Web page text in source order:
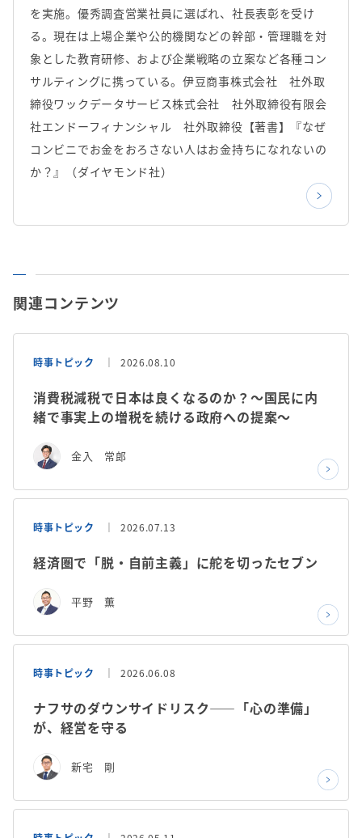
を実施。優秀調査営業社員に選ばれ、社長表彰を受け
る。現在は上場企業や公的機関などの幹部・管理職を対
象とした教育研修、および企業戦略の立案など各種コン
サルティングに携っている。伊豆商事株式会社 社外取
締役ワックデータサービス株式会社 社外取締役有限会
社エンドーフィナンシャル 社外取締役【著書】『なぜ
コンビニでお金をおろさない人はお金持ちになれないの
か？』（ダイヤモンド社）
関連コンテンツ
時事トピック 2026.08.10
消費税減税で日本は良くなるのか？～国民に内
緒で事実上の増税を続ける政府への提案～
金入 常郎
時事トピック 2026.07.13
経済圏で「脱・自前主義」に舵を切ったセブン
平野 薫
時事トピック 2026.06.08
ナフサのダウンサイドリスク——「心の準備」
が、経営を守る
新宅 剛